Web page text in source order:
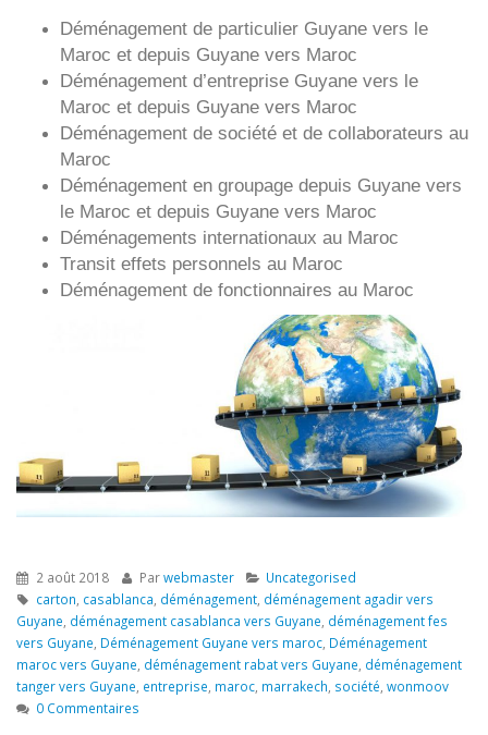
Déménagement de particulier Guyane vers le
Maroc et depuis Guyane vers Maroc
Déménagement d’entreprise Guyane vers le
Maroc et depuis Guyane vers Maroc
Déménagement de société et de collaborateurs au
Maroc
Déménagement en groupage depuis Guyane vers
le Maroc et depuis Guyane vers Maroc
Déménagements internationaux au Maroc
Transit effets personnels au Maroc
Déménagement de fonctionnaires au Maroc
2 août 2018 Parwebmaster
Uncategorised
carton, casablanca, déménagement, déménagement agadir vers
Guyane, déménagement casablanca vers Guyane, déménagement fes
vers Guyane, Déménagement Guyane vers maroc, Déménagement
maroc vers Guyane, déménagement rabat vers Guyane, déménagement
tanger vers Guyane, entreprise, maroc, marrakech, société, wonmoov
0 Commentaires